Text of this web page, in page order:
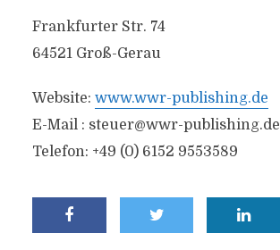
Frankfurter Str. 74
64521 Groß-Gerau
Website: www.wwr-publishing.de
E-Mail : steuer@wwr-publishing.de
Telefon: +49 (0) 6152 9553589